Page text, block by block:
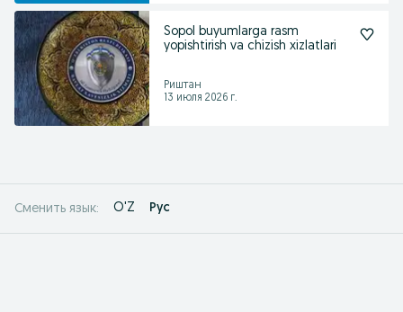
Sopol buyumlarga rasm
yopishtirish va chizish xizlatlari
Риштан
13 июля 2026 г.
Сменить язык: O'Z Рус